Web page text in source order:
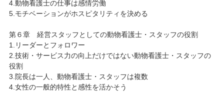
4.動物看護士の仕事は感情労働
5.モチベーションがホスピタリティを決める
第６章 経営スタッフとしての動物看護士・スタッフの役割
1.リーダーとフォロワー
2.技術・サービス力の向上だけではない動物看護士・スタッフの
役割
3.院長は一人、動物看護士・スタッフは複数
4.女性の一般的特性と感性を活かそう